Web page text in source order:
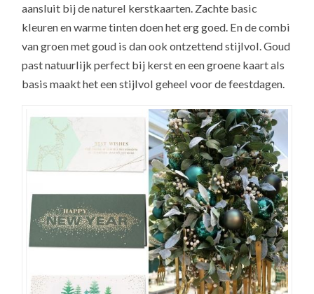
aansluit bij de naturel kerstkaarten. Zachte basic
kleuren en warme tinten doen het erg goed. En de combi
van groen met goud is dan ook ontzettend stijlvol. Goud
past natuurlijk perfect bij kerst en een groene kaart als
basis maakt het een stijlvol geheel voor de feestdagen.